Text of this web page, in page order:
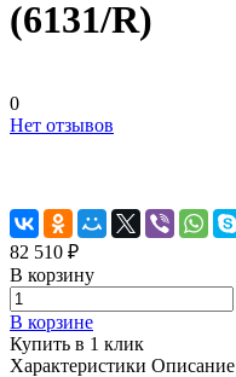
(6131/R)
0
Нет отзывов
82 510 ₽
В корзину
В корзине
Купить в 1 клик
Характеристики Описание